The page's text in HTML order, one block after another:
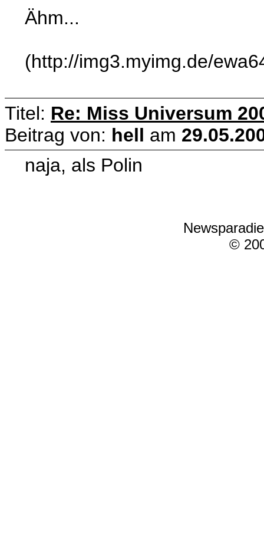
Ähm...
(http://img3.myimg.de/
Titel: Re: Miss Universum
Beitrag von: hell am
naja, als Polin
©